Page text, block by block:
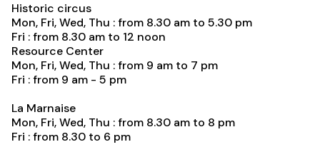
Historic circus
Mon, Fri, Wed, Thu : from 8.30 am to 5.30 pm
Fri : from 8.30 am to 12 noon
Resource Center
Mon, Fri, Wed, Thu : from 9 am to 7 pm
Fri : from 9 am - 5 pm
La Marnaise
Mon, Fri, Wed, Thu : from 8.30 am to 8 pm
Fri : from 8.30 to 6 pm